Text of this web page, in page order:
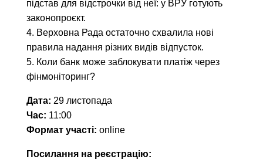
підстав для відстрочки від неї: у ВРУ готують
законопроєкт.
4. Верховна Рада остаточно схвалила нові
правила надання різних видів відпусток.
5. Коли банк може заблокувати платіж через
фінмоніторинг?
Дата: 29 листопада
Час: 11:00
Формат участі: online
Посилання на реєстрацію: